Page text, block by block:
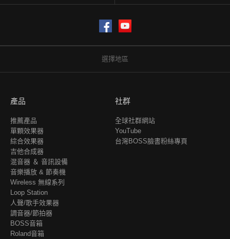
FacebookYouTube
選擇地區
產品
推薦產品
單顆效果器
綜合效果器
吉他合成器
混音器 ＆ 音訊設備
音樂播放 & 節奏機
Wireless 無線系列
Loop Station
人聲/歌手效果器
調音器/節拍器
BOSS音箱
Roland音箱
社群
全球社群網站
YouTube
台灣BOSS臉書粉絲專頁